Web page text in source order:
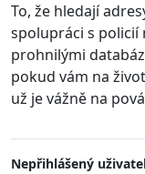
To, že hledají
spolupráci s policií
prohnilými
pokud vám na
už je vážně na
Nepřihlášený